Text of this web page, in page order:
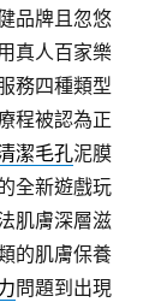
品牌且忽悠
真人百家樂
務四種類型
程被認為正
潔毛孔泥膜
全新遊戲玩
肌膚深層滋
的肌膚保養
問題到出現